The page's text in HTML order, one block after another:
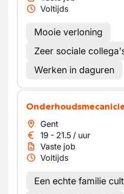
Voltijds
Mooie verloning
Zeer sociale
Werken in daguren
Gent
19 - 21.5 / uur
Vaste job
Voltijds
Een echte familie